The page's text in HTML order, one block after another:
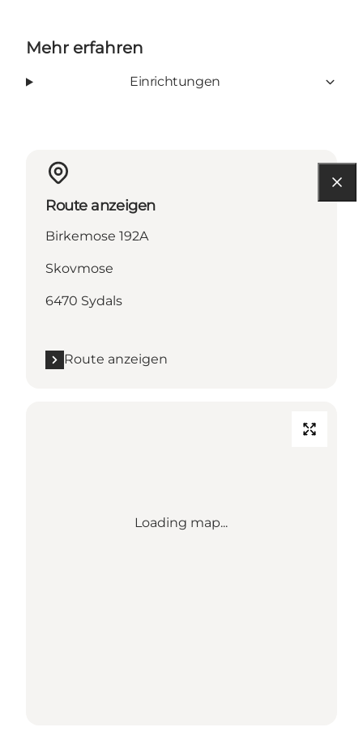
Mehr erfahren
Einrichtungen
Route anzeigen
Birkemose 192A
Skovmose
6470 Sydals
Route anzeigen
Loading map...